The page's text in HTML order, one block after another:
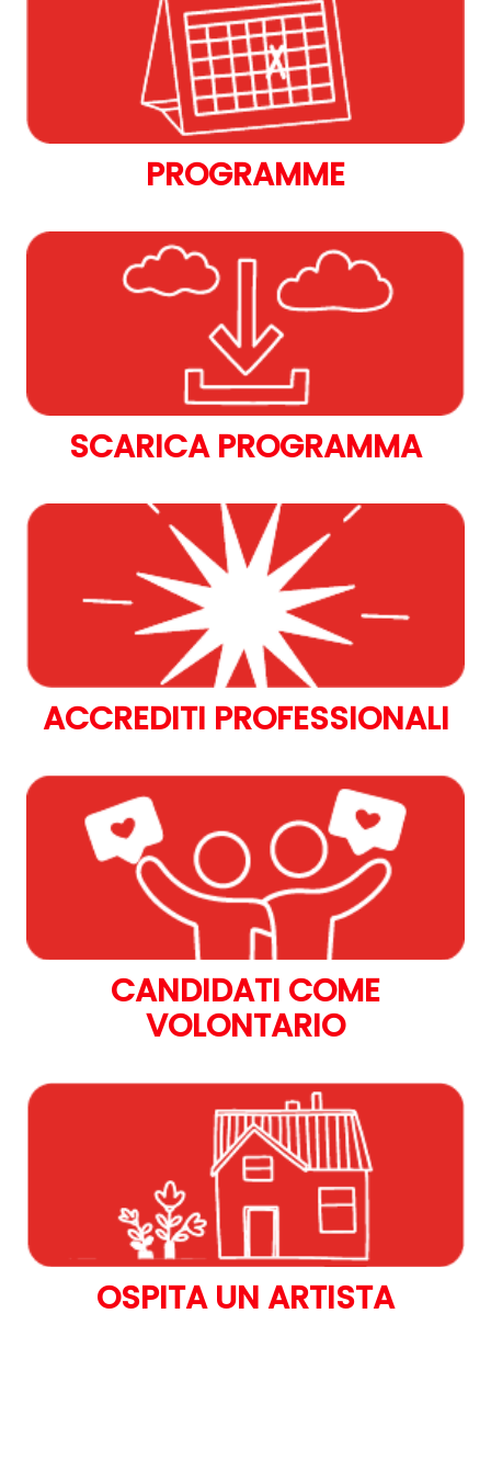
PROGRAMME
SCARICA PROGRAMMA
ACCREDITI PROFESSIONALI
CANDIDATI COME
VOLONTARIO
OSPITA UN ARTISTA